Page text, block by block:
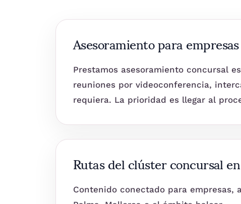
Asesoramiento para
Prestamos asesoramiento concursal
reuniones por videoconferencia,
requiera. La prioridad es llegar al
Rutas del clúster concursal
Contenido conectado para